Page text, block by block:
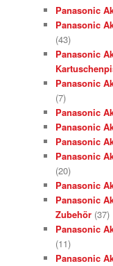
Panasonic
Panasonic
(43)
Panasonic
Panasonic
(7)
Panasonic
Panasonic
Panasonic
Panasonic
(20)
Panasonic
Panasonic
Zubehör (37)
Panasonic
(11)
Panasonic